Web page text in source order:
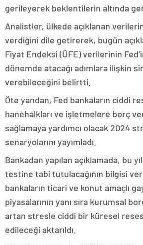
gerileyerek beklentilerin altında
Analistler, ülkede açıklanan
verdiğini dile getirerek, bugün
Fiyat Endeksi (ÜFE) verilerinin
dönemde atacağı adımlara ilişkin
verebileceğini belirtti.
Öte yandan, Fed bankaların ciddi
hanehalkları ve işletmelere borç
sağlamaya yardımcı olacak 2024
senaryolarını yayımladı.
Bankadan yapılan açıklamada, bu
testine tabi tutulacağının bilgisi
bankaların ticari ve konut amaçlı
piyasalarının yanı sıra kurumsal
artan stresle ciddi bir küresel
edileceği aktarıldı.